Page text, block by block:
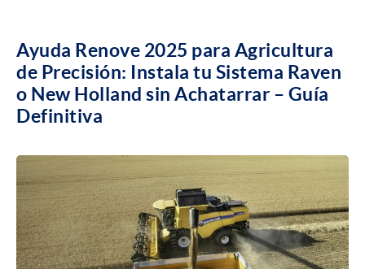
Ayuda Renove 2025 para Agricultura
de Precisión: Instala tu Sistema Raven
o New Holland sin Achatarrar – Guía
Definitiva